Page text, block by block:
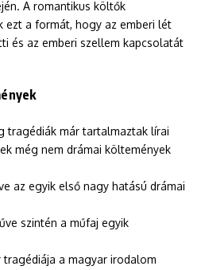
A romantikus költők
a formát, hogy az emberi lét
és az emberi szellem kapcsolatát
tragédiák már tartalmaztak lírai
még nem drámai költemények
az egyik első nagy hatású drámai
szintén a műfaj egyik
tragédiája a magyar irodalom